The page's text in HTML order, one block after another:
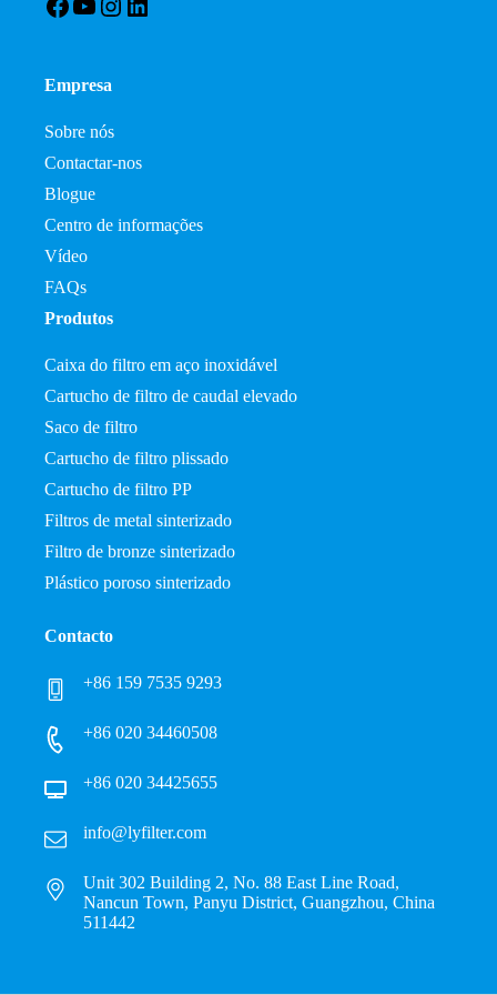
Empresa
Sobre nós
Contactar-nos
Blogue
Centro de informações
Vídeo
FAQs
Produtos
Caixa do filtro em aço inoxidável
Cartucho de filtro de caudal elevado
Saco de filtro
Cartucho de filtro plissado
Cartucho de filtro PP
Filtros de metal sinterizado
Filtro de bronze sinterizado
Plástico poroso sinterizado
Contacto
+86 159 7535 9293
+86 020 34460508
+86 020 34425655
info@lyfilter.com
Unit 302 Building 2, No. 88 East Line Road,
Nancun Town, Panyu District, Guangzhou, China
511442